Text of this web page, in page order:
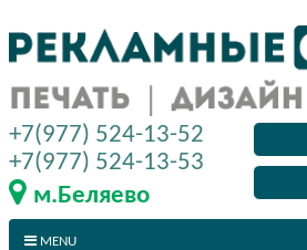
+7(977) 524-13-52
+7(977) 524-13-53
м.Беляево
MENU